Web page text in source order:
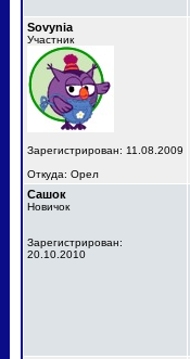
Sovynia
Участник
Зарегистрирован: 11.08.2009
Откуда: Орел
Сашок
Новичок
Зарегистрирован:
20.10.2010